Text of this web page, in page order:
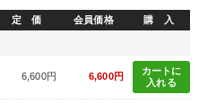
定 価 会員価格 購 入
6,600円 6,600円
カートに
入れる